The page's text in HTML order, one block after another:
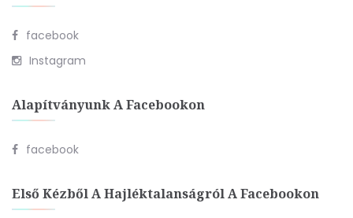
facebook
Instagram
Alapítványunk A Facebookon
facebook
Első Kézből A Hajléktalanságról A Facebookon